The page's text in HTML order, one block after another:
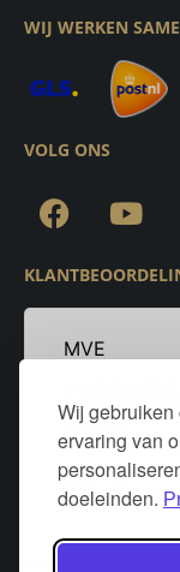
Wij
ervaring van
doeleinden.
WIJ WERKEN
VOLG ONS